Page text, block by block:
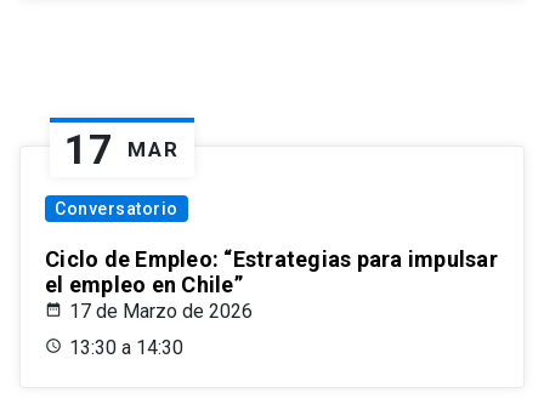
17 MAR
Conversatorio
Ciclo de Empleo: “Estrategias para impulsar
el empleo en Chile”
17 de Marzo de 2026
13:30 a 14:30